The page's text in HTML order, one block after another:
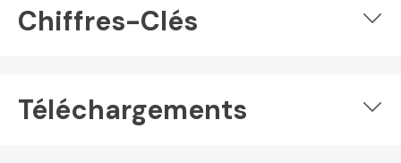
Chiffres-Clés
Téléchargements